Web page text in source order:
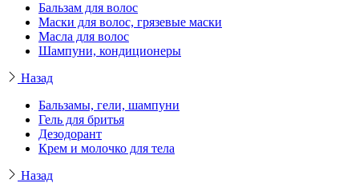
Бальзам для волос
Маски для волос, грязевые маски
Масла для волос
Шампуни, кондиционеры
Назад
Бальзамы, гели, шампуни
Гель для бритья
Дезодорант
Крем и молочко для тела
Назад